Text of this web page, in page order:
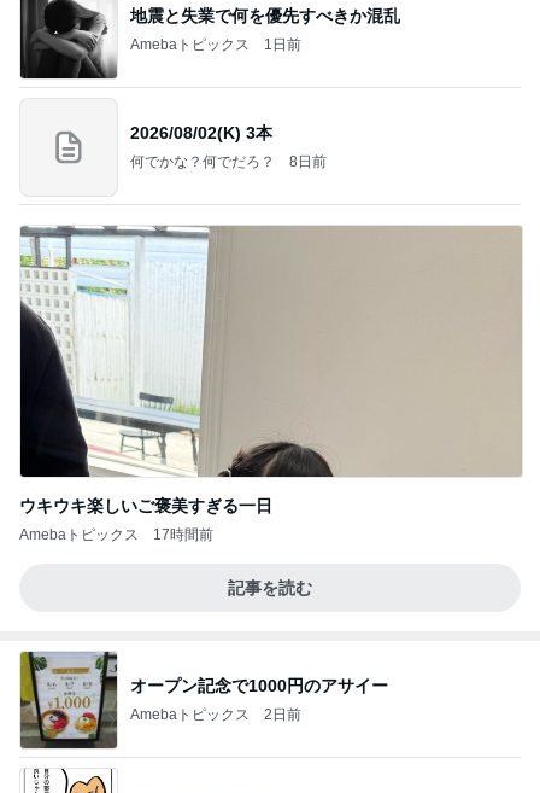
地震と失業で何を優先すべきか混乱
Amebaトピックス 1日前
2026/08/02(K) 3本
何でかな？何でだろ？ 8日前
ウキウキ楽しいご褒美すぎる一日
Amebaトピックス 17時間前
記事を読む
オープン記念で1000円のアサイー
Amebaトピックス 2日前